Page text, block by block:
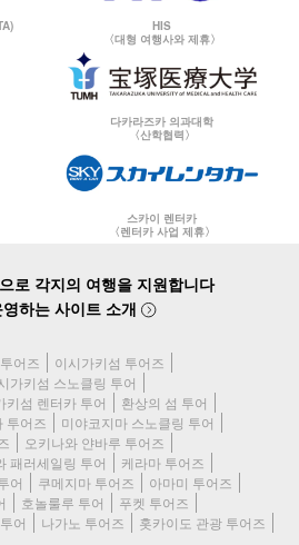
HIS
〈대형 여행사와 제휴〉
다카라즈카 의과대학
〈산학협력〉
스카이 렌터카
〈렌터카 사업 제휴〉
로 각지의 여행을 지원합니다
하는 사이트 소개
어즈
이시가키섬 투어즈
가키섬 스노클링 투어
키섬 렌터카 투어
환상의 섬 투어
투어즈
미야코지마 스노클링 투어
오키나와 얀바루 투어즈
패러세일링 투어
케라마 투어즈
어 쿠메지마 투어즈
아마미 투어즈
호놀룰루 투어
푸켓 투어즈
어 나가노 투어즈
홋카이도 관광 투어즈